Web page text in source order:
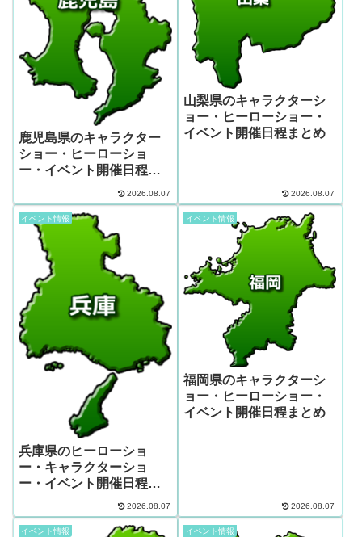
鹿児島県のキャラクター
ショー・ヒーローショ
ー・イベント開催日程ま
2026.08.07
山梨県のキャラクターシ
ョー・ヒーローショー・
イベント開催日程まとめ
2026.08.07
イベント情報
兵庫県のヒーローショ
ー・キャラクターショ
ー・イベント開催日程ま
2026.08.07
イベント情報
福岡県のキャラクターシ
ョー・ヒーローショー・
イベント開催日程まとめ
2026.08.07
イベント情報 イベント情報